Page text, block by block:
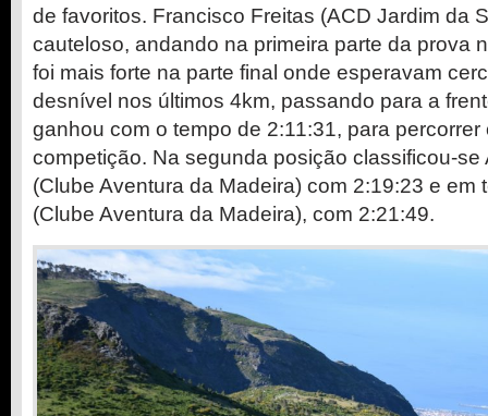
de favoritos. Francisco Freitas (ACD Jardim da
cauteloso, andando na primeira parte da prova
foi mais forte na parte final onde esperavam
desnível nos últimos 4km, passando para a
ganhou com o tempo de 2:11:31, para percorrer
competição. Na segunda posição classificou-se
(Clube Aventura da Madeira) com 2:19:23 e em
(Clube Aventura da Madeira), com 2:21:49.